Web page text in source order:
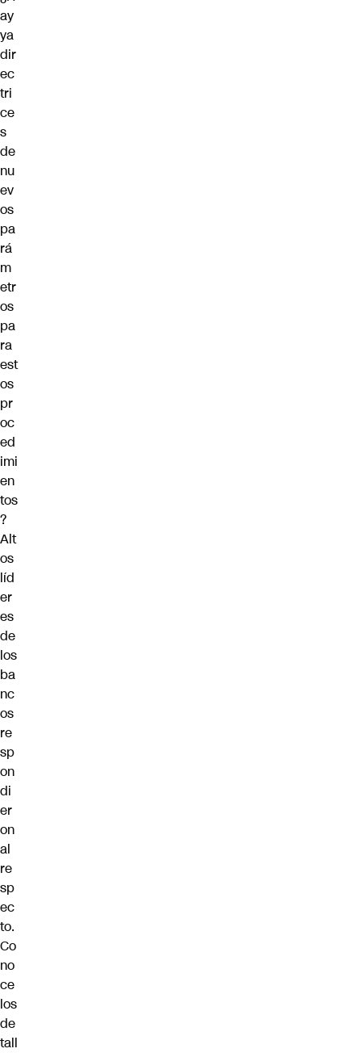
ay
ya
dir
ec
tri
ce
s
de
nu
ev
os
pa
rá
m
etr
os
pa
ra
est
os
pr
oc
ed
imi
en
tos
?
Alt
os
líd
er
es
de
los
ba
nc
os
re
sp
on
di
er
on
al
re
sp
ec
to.
Co
no
ce
los
de
tall